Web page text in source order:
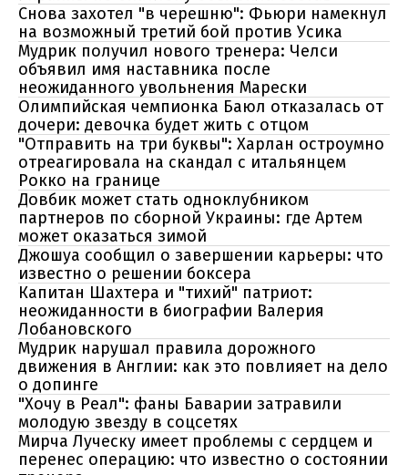
Снова захотел "в черешню": Фьюри намекнул
на возможный третий бой против Усика
Мудрик получил нового тренера: Челси
объявил имя наставника после
неожиданного увольнения Марески
Олимпийская чемпионка Баюл отказалась от
дочери: девочка будет жить с отцом
"Отправить на три буквы": Харлан остроумно
отреагировала на скандал с итальянцем
Рокко на границе
Довбик может стать одноклубником
партнеров по сборной Украины: где Артем
может оказаться зимой
Джошуа сообщил о завершении карьеры: что
известно о решении боксера
Капитан Шахтера и "тихий" патриот:
неожиданности в биографии Валерия
Лобановского
Мудрик нарушал правила дорожного
движения в Англии: как это повлияет на дело
о допинге
"Хочу в Реал": фаны Баварии затравили
молодую звезду в соцсетях
Мирча Луческу имеет проблемы с сердцем и
перенес операцию: что известно о состоянии